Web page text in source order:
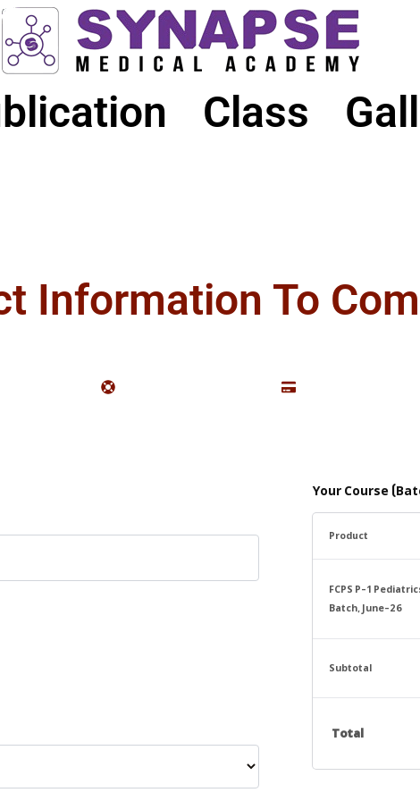
Class
Information To
Your Course
Product
FCPS P-1
Batch, June-26
Subtotal
Total